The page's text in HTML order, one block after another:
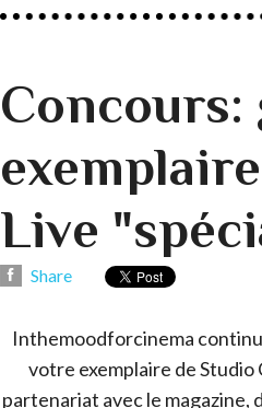
Concours:
Live
Share
Inthemoodforcinema
votre exemplaire de
partenariat avec le magazine,